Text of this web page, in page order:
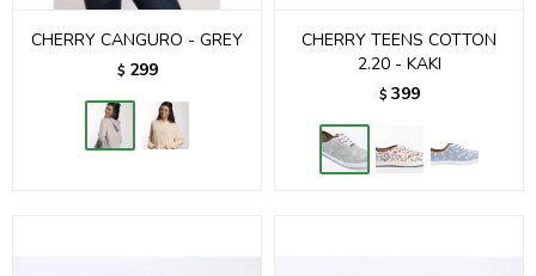
CHERRY CANGURO - GREY
$ 299
CHERRY TEENS COTTON
2.20 - KAKI
$ 399